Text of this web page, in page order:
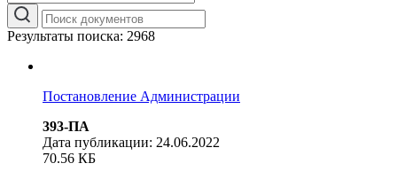
Результаты поиска: 2968
Постановление Администрации
393-ПА
Дата публикации: 24.06.2022
70.56 КБ